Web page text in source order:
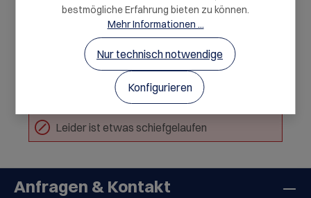
Leider ist etwas schiefgelaufen
Leider ist etwas schiefgelaufen
Anfragen & Kontakt
bestmögliche Erfahrung bieten zu können.
Mehr Informationen ...
Nur technisch notwendige
Konfigurieren